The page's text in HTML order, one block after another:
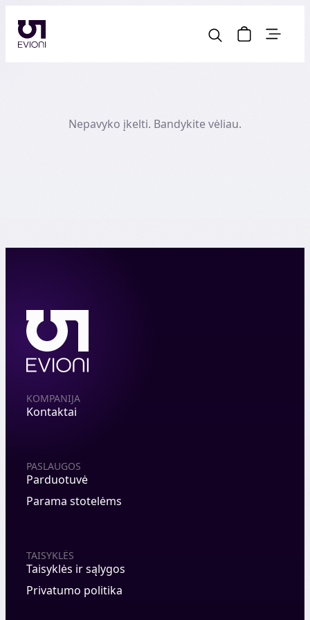
Nepavyko įkelti. Bandykite vėliau.
KOMPANIJA
Kontaktai
PASLAUGOS
Parduotuvė
Parama stotelėms
TAISYKLĖS
Taisyklės ir sąlygos
Privatumo politika